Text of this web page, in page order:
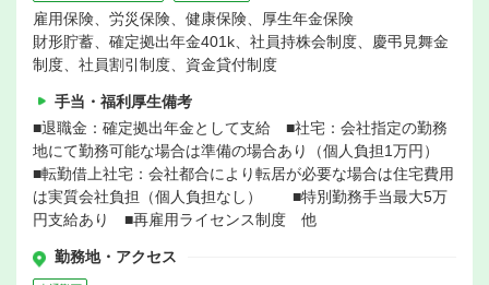
雇用保険、労災保険、健康保険、厚生年金保険
財形貯蓄、確定拠出年金401k、社員持株会制度、慶弔見舞金
制度、社員割引制度、資金貸付制度
手当・福利厚生備考
■退職金：確定拠出年金として支給 ■社宅：会社指定の勤務
地にて勤務可能な場合は準備の場合あり（個人負担1万円）
■転勤借上社宅：会社都合により転居が必要な場合は住宅費用
は実質会社負担（個人負担なし） ■特別勤務手当最大5万
円支給あり ■再雇用ライセンス制度 他
勤務地・アクセス